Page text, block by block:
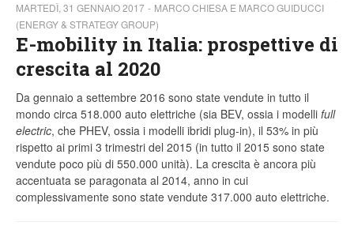
MARTEDÌ, 31 GENNAIO 2017
MARCO CHIESA E MARCO GUIDUCCI
(ENERGY & STRATEGY GROUP)
E-mobility in Italia: prospettive di
crescita al 2020
Da gennaio a settembre 2016 sono state vendute in tutto il
mondo circa 518.000 auto elettriche (sia BEV, ossia i modelli full
electric, che PHEV, ossia i modelli ibridi plug-in), il 53% in più
rispetto ai primi 3 trimestri del 2015 (in tutto il 2015 sono state
vendute poco più di 550.000 unità). La crescita è ancora più
accentuata se paragonata al 2014, anno in cui
complessivamente sono state vendute 317.000 auto elettriche.